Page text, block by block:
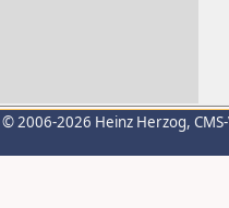
© 2006-2026 Heinz Herzog,